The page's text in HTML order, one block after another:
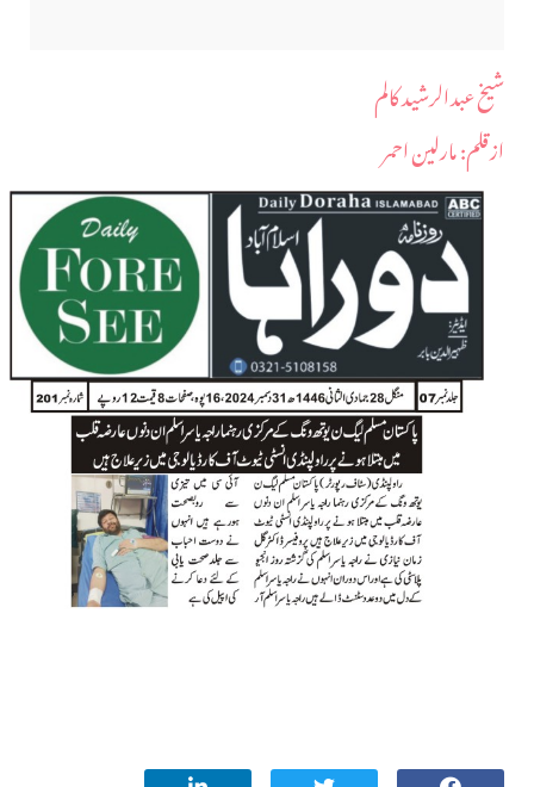
شیخ عبدالرشید کالم
ازقلم: مارلین احمر